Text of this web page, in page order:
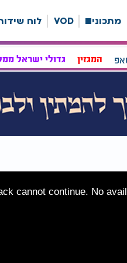
מתכונים VOD לוח
המגזין גדולי ישראל
cannot continue. No